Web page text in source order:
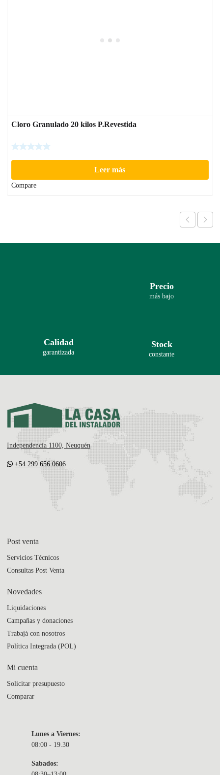
Cloro Granulado 20 kilos P.Revestida
Leer más
Compare
Precio
más bajo
Calidad
garantizada
Stock
constante
Independencia 1100, Neuquén
+54 299 656 0606
Post venta
Servicios Técnicos
Consultas Post Venta
Novedades
Liquidaciones
Campañas y donaciones
Trabajá con nosotros
Política Integrada (POL)
Mi cuenta
Solicitar presupuesto
Comparar
Lunes a Viernes:
08:00 - 19.30
Sabados: